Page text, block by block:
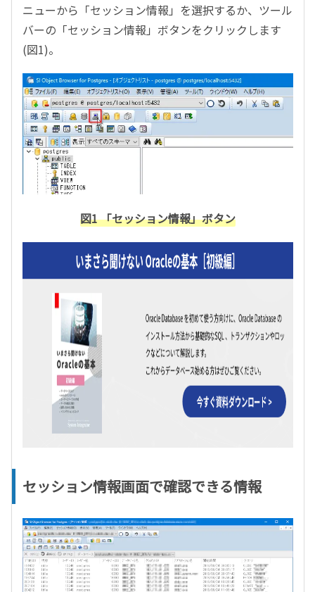
ニューから「セッション情報」を選択するか、ツール
バーの「セッション情報」ボタンをクリックします
(図1)。
図1 「セッション情報」ボタン
セッション情報画面で確認できる情報